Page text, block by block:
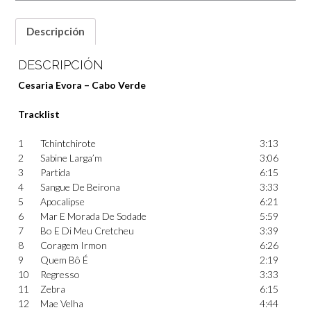
Descripción
DESCRIPCIÓN
Cesaria Evora – Cabo Verde
Tracklist
1 Tchintchirote
3:13
2
Sabine Larga’m
3:06
3
Partida
6:15
4
Sangue De Beirona
3:33
5
Apocalipse
6:21
6
Mar E Morada De Sodade
5:59
7
Bo E Di Meu Cretcheu
3:39
8
Coragem Irmon
6:26
9
Quem Bô É
2:19
10
Regresso
3:33
11
Zebra
6:15
12
Mae Velha
4:44